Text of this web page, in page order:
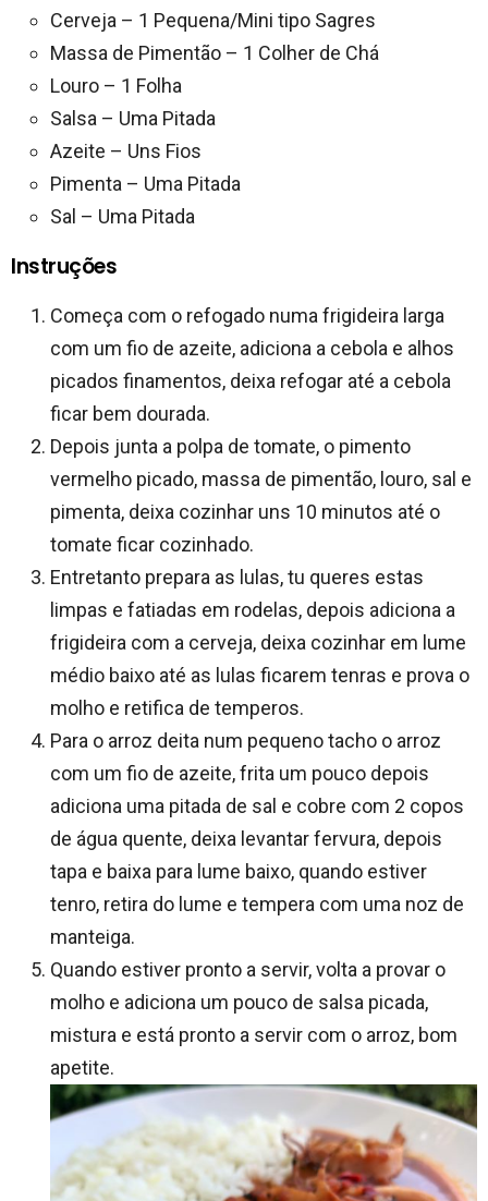
Cerveja – 1 Pequena/Mini tipo Sagres
Massa de Pimentão – 1 Colher de Chá
Louro – 1 Folha
Salsa – Uma Pitada
Azeite – Uns Fios
Pimenta – Uma Pitada
Sal – Uma Pitada
Instruções
Começa com o refogado numa frigideira larga
com um fio de azeite, adiciona a cebola e alhos
picados finamentos, deixa refogar até a cebola
ficar bem dourada.
Depois junta a polpa de tomate, o pimento
vermelho picado, massa de pimentão, louro, sal e
pimenta, deixa cozinhar uns 10 minutos até o
tomate ficar cozinhado.
Entretanto prepara as lulas, tu queres estas
limpas e fatiadas em rodelas, depois adiciona a
frigideira com a cerveja, deixa cozinhar em lume
médio baixo até as lulas ficarem tenras e prova o
molho e retifica de temperos.
Para o arroz deita num pequeno tacho o arroz
com um fio de azeite, frita um pouco depois
adiciona uma pitada de sal e cobre com 2 copos
de água quente, deixa levantar fervura, depois
tapa e baixa para lume baixo, quando estiver
tenro, retira do lume e tempera com uma noz de
manteiga.
Quando estiver pronto a servir, volta a provar o
molho e adiciona um pouco de salsa picada,
mistura e está pronto a servir com o arroz, bom
apetite.